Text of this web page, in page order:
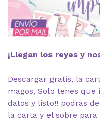
¡Llegan los reyes y
Descargar gratis, la
magos, Solo tenes
datos y listo!! podrás
la carta y el sobre para